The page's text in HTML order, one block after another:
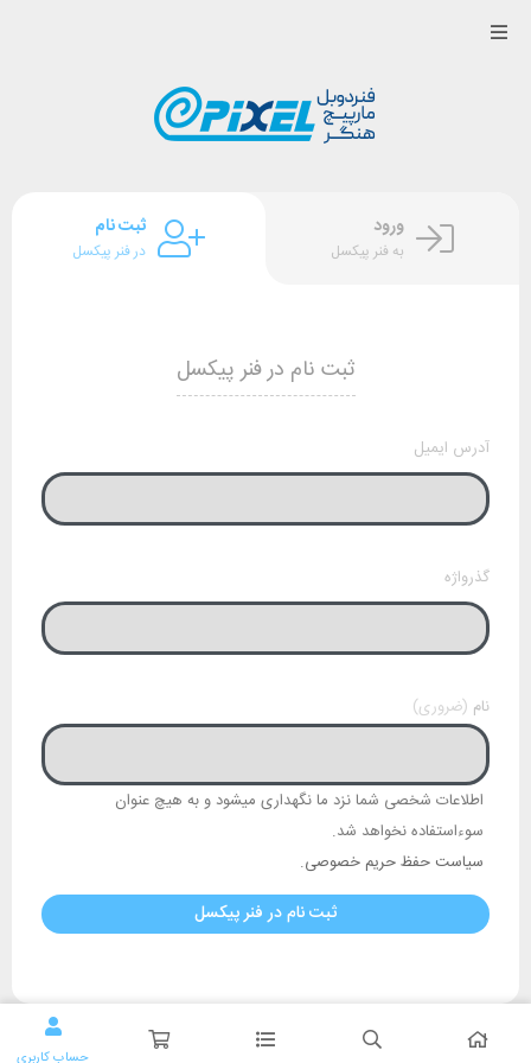
ورود
به فنر پیکسل
ثبت نام
در فنر پیکسل
ثبت نام در فنر پیکسل
آدرس ایمیل
گذرواژه
نام
اطلاعات شخصی شما نزد ما نگهداری میشود و به هیچ عنوان
سوءاستفاده نخواهد شد.
سیاست حفظ حریم خصوصی.
ثبت نام در فنر پیکسل
حساب کاربری